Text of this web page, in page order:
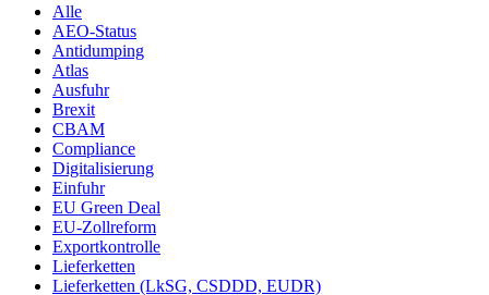
Alle
AEO-Status
Antidumping
Atlas
Ausfuhr
Brexit
CBAM
Compliance
Digitalisierung
Einfuhr
EU Green Deal
EU-Zollreform
Exportkontrolle
Lieferketten
Lieferketten (LkSG, CSDDD, EUDR)